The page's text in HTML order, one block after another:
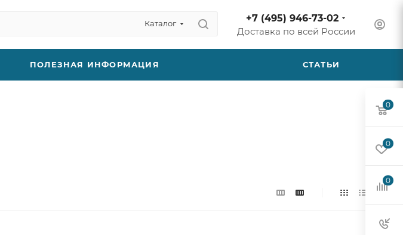
Каталог
+7 (495) 946-73-02
Доставка по всей России
ПОЛЕЗНАЯ ИНФОРМАЦИЯ СТАТЬИ
0
0
0